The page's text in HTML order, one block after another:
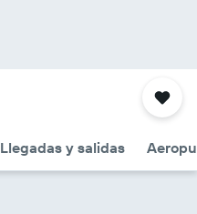
Llegadas y salidas